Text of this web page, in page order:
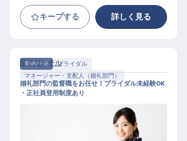
キープする 詳しく見る
契約社員
ブライダル
マネージャー・支配人（婚礼部門）
琵琶湖ホテル
婚礼部門の監督職をお任せ！ブライダル未経験OK
・正社員登用制度あり